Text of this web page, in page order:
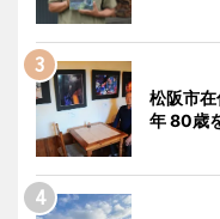
松阪市
年 80歳